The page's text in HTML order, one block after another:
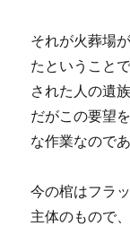
それが火葬場
たということ
された人の遺
だがこの要望
な作業なのであ
今の棺はフラ
主体のもので